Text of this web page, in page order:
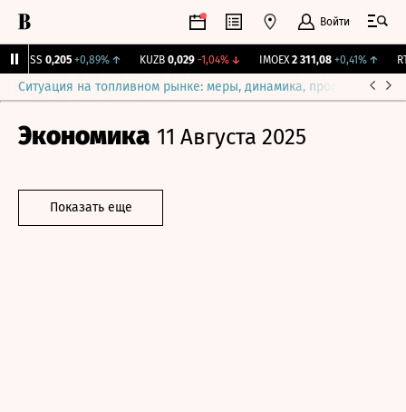
Войти
RGSS 0,205 +0,89%↑ KUZB 0,029 -1,04%↓ IMOEX 2 311,08 +0,41% ↑
Ситуация на топливном рынке: меры, динамика, прогнозы
Экономика 11 Августа 2025
Показать еще